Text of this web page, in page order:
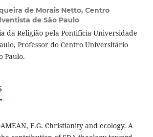
de Morais Netto, Centro
de São Paulo
da Religião pela Pontifícia Universidade
Professor do Centro Universitário
Paulo.
F.G. Christianity and ecology. A